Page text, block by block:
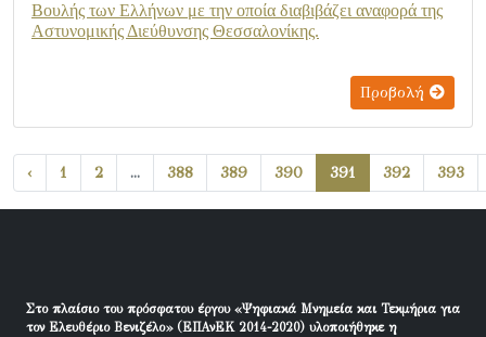
Βουλής των Ελλήνων με την οποία διαβιβάζει αναφορά της
Αστυνομικής Διεύθυνσης Θεσσαλονίκης.
Προβολή
‹ 1 2 ... 388 389 390 391 392 393
Στο πλαίσιο του πρόσφατου έργου «Ψηφιακά Μνημεία και Τεκμήρια για
τον Ελευθέριο Βενιζέλο» (ΕΠΑνΕΚ 2014-2020) υλοποιήθηκε η